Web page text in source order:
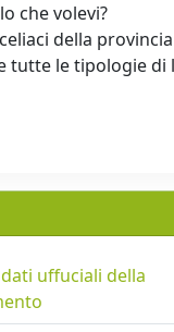
che volevi?
della
tutte le tipologie
uffuciali della